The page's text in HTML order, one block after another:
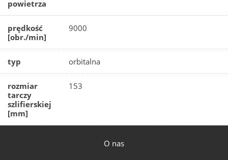
powietrza
prędkość
[obr./min]
9000
typ orbitalna
rozmiar
tarczy
szlifierskiej
[mm]
153
O nas